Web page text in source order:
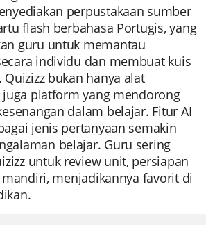
perpustakaan sumber
flash berbahasa Portugis, yang
guru untuk memantau
individu dan membuat kuis
bukan hanya alat
platform yang mendorong
dalam belajar. Fitur AI
jenis pertanyaan semakin
belajar. Guru sering
untuk review unit, persiapan
menjadikannya favorit di